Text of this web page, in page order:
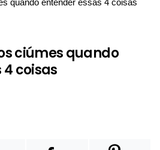
ciúmes quando
coisas